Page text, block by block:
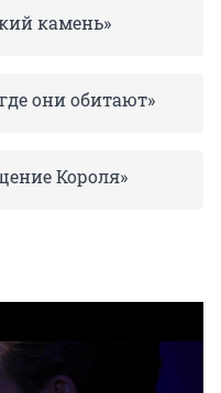
камень»
они обитают»
Короля»